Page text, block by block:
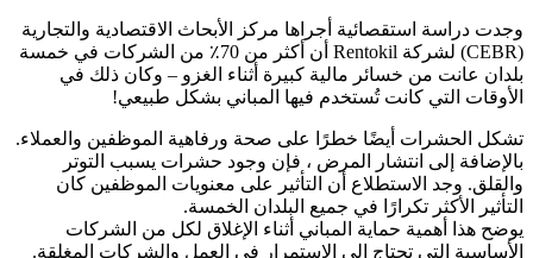
وجدت دراسة استقصائية أجراها مركز الأبحاث الاقتصادية والتجارية
(CEBR) لشركة Rentokil أن أكثر من 70٪ من الشركات في خمسة
بلدان عانت من خسائر مالية كبيرة أثناء الغزو – وكان ذلك في
الأوقات التي كانت تُستخدم فيها المباني بشكل طبيعي!
تشكل الحشرات أيضًا خطرًا على صحة ورفاهية الموظفين والعملاء.
بالإضافة إلى انتشار المرض ، فإن وجود حشرات يسبب التوتر
والقلق. وجد الاستطلاع أن التأثير على معنويات الموظفين كان
التأثير الأكثر تكرارًا في جميع البلدان الخمسة.
يوضح هذا أهمية حماية المباني أثناء الإغلاق لكل من الشركات
الأساسية التي تحتاج إلى الاستمرار في العمل والشركات المغلقة.